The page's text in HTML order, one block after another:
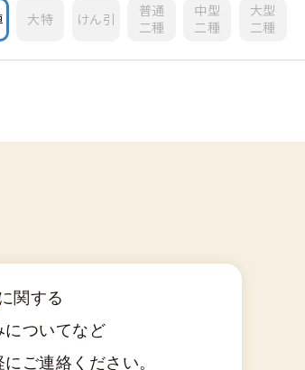
大特 けん引
普通
二種
中型
二種
大型
二種
関する
についてなど
ご連絡ください。